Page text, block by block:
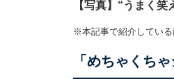
【写真】“うまく
※本記事で紹介している
「めちゃくち